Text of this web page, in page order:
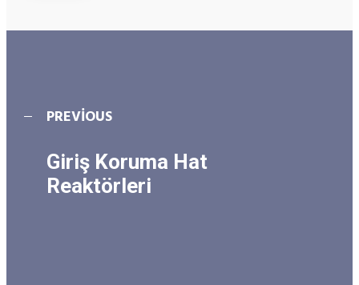
PREVIOUS
Giriş Koruma Hat
Reaktörleri